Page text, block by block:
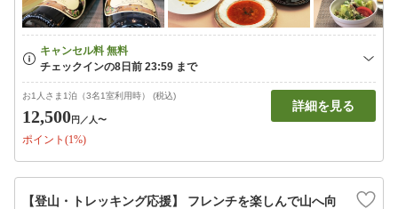
お1人さま1泊（3名1室利用時） (税込)
12,500円 ／人〜
ポイント(1%)
詳細を見る
【登山・トレッキング応援】 フレンチを楽しんで山へ向